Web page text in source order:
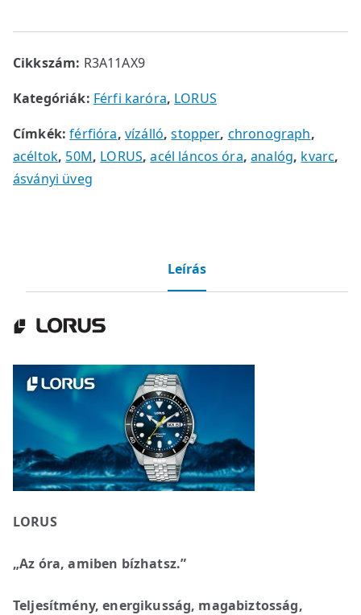
Cikkszám: R3A11AX9
Kategóriák: Férfi karóra, LORUS
Címkék:férfióra, vízálló,stopper, chronograph,
acéltok, 50M, LORUS,acél láncos óra,analóg, kvarc,
ásványi üveg
Leírás
LORUS
„Az óra, amiben bízhatsz.”
Teljesítmény, energikusság, magabiztosság,